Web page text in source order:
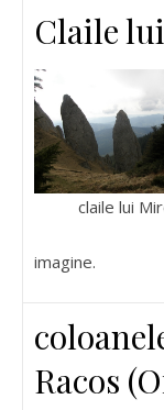
Claile
claile lui
imagine.
Racos